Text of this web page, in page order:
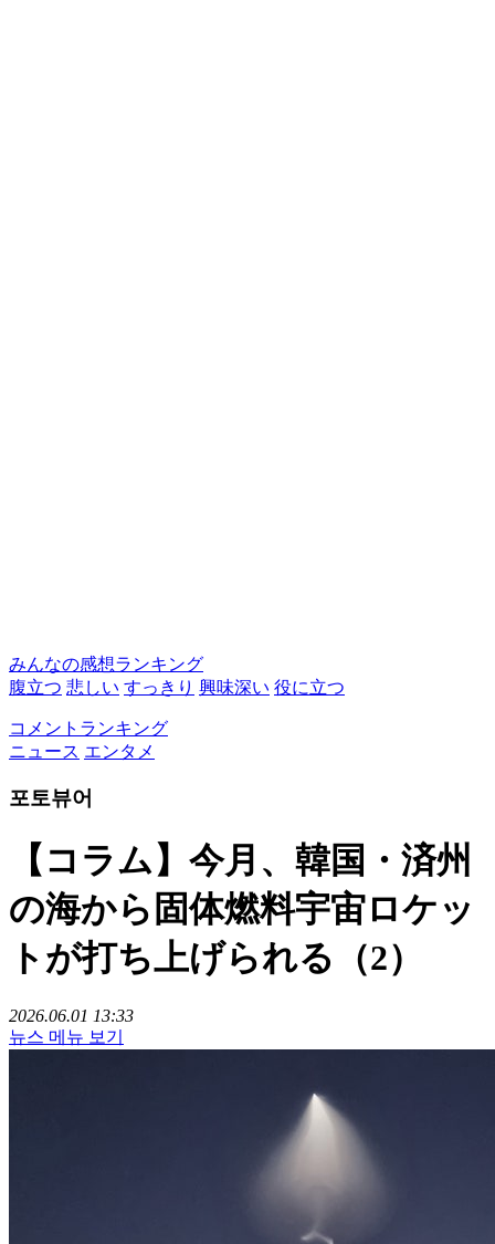
みんなの感想ランキング
腹立つ 悲しい すっきり 興味深い 役に立つ
コメントランキング
ニュース エンタメ
포토뷰어
【コラム】今月、韓国・済州
の海から固体燃料宇宙ロケッ
トが打ち上げられる（2）
2026.06.01 13:33
뉴스 메뉴 보기